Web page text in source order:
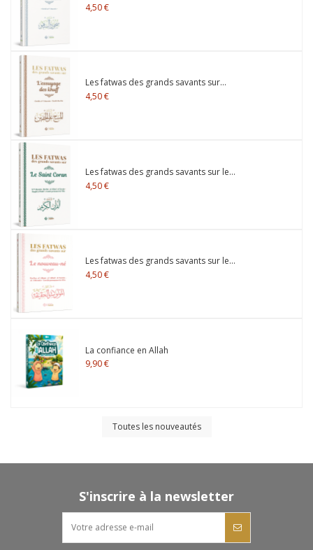
4,50 €
Les fatwas des grands savants sur...
4,50 €
Les fatwas des grands savants sur le...
4,50 €
Les fatwas des grands savants sur le...
4,50 €
La confiance en Allah
9,90 €
Toutes les nouveautés
S'inscrire à la newsletter